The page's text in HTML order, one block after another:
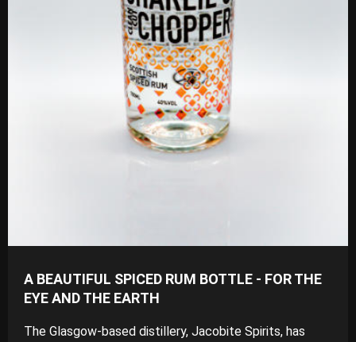
A BEAUTIFUL SPICED RUM BOTTLE - FOR THE
EYE AND THE EARTH
The Glasgow-based distillery, Jacobite Spirits, has